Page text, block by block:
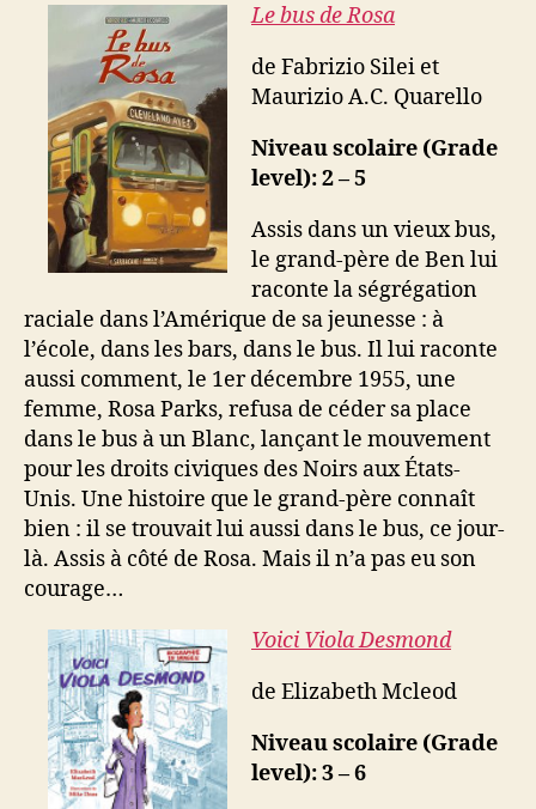
Le bus de Rosa
de Fabrizio Silei et
Maurizio A.C. Quarello
Niveau scolaire (Grade
level): 2 – 5
Assis dans un vieux bus,
le grand-père de Ben lui
raconte la ségrégation
raciale dans l’Amérique de sa jeunesse : à
l’école, dans les bars, dans le bus. Il lui raconte
aussi comment, le 1er décembre 1955, une
femme, Rosa Parks, refusa de céder sa place
dans le bus à un Blanc, lançant le mouvement
pour les droits civiques des Noirs aux États-
Unis. Une histoire que le grand-père connaît
bien : il se trouvait lui aussi dans le bus, ce jour-
là. Assis à côté de Rosa. Mais il n’a pas eu son
courage…
Voici Viola Desmond
de Elizabeth Mcleod
Niveau scolaire (Grade
level): 3 – 6